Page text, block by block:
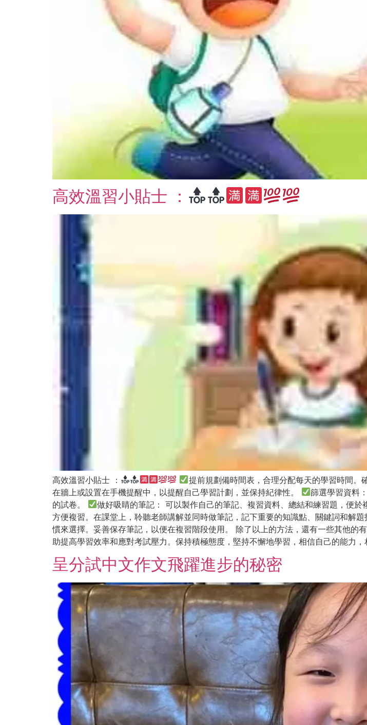
高效溫習小貼士 ：
高效溫習小貼士 ：
提前規劃備時間表，合理分配每天的學習時間
在牆上或設置在手機提醒中，以提醒自己學習計劃，並保持紀律性。
篩選學習資料
的試卷。
做好吸睛的筆記： 可以製作自己的筆記、複習資料、總結和練習題，便
方便複習。在課堂上，聆聽老師講解並同時做筆記，記下重要的知識點、關鍵詞和解
慣來選擇。妥善保存筆記，以便在複習階段使用。 除了以上的方法，還有一些其他的
助提高學習效率和應對考試壓力。保持積極態度，堅持不懈地學習，相信自己的能力，
呈分試中文作文飛躍進步的秘密